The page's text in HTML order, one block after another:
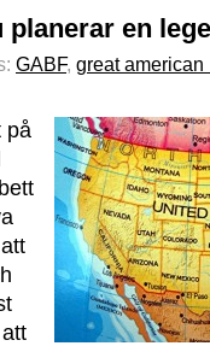
planerar en
GABF, great american
på